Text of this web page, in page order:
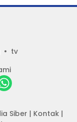
tv
Siber | Kontak|